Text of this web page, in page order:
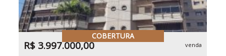
COBERTURA
R$ 3.997.000,00 venda